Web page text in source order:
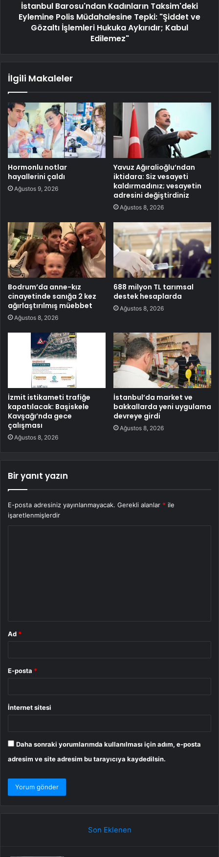
İstanbul Barosu'ndan Kadınların Taksim'deki
Eylemine Polis Müdahalesine Tepki: "Şiddet ve
Gözaltı İşlemleri Hukuka Aykırıdır; Kabul
Edilemez"
İlgili Makaleler
Hormonlu notlar
hayallerini çaldı
Ağustos 9, 2026
Yavuz Ağıralioğlu’ndan
iktidara: Siz vesayeti
kaldırmadınız; vesayetin
adresini değiştirdiniz
Ağustos 8, 2026
Bodrum’da anne-kız
cinayetinde sanığa 2 kez
ağırlaştırılmış müebbet
Ağustos 8, 2026
688 milyon TL tarımsal
destek hesaplarda
Ağustos 8, 2026
İzmit istikameti trafiğe
kapatılacak: Başiskele
Kavşağı’nda gece
çalışması
Ağustos 8, 2026
İstanbul’da market ve
bakkallarda yeni uygulama
devreye girdi
Ağustos 8, 2026
Bir yanıt yazın
E-posta adresiniz yayınlanmayacak. Gerekli alanlar * ile
işaretlenmişlerdir
Ad *
E-posta *
İnternet sitesi
Daha sonraki yorumlarımda kullanılması için adım, e-posta
adresim ve site adresim bu tarayıcıya kaydedilsin.
Son Eklenen